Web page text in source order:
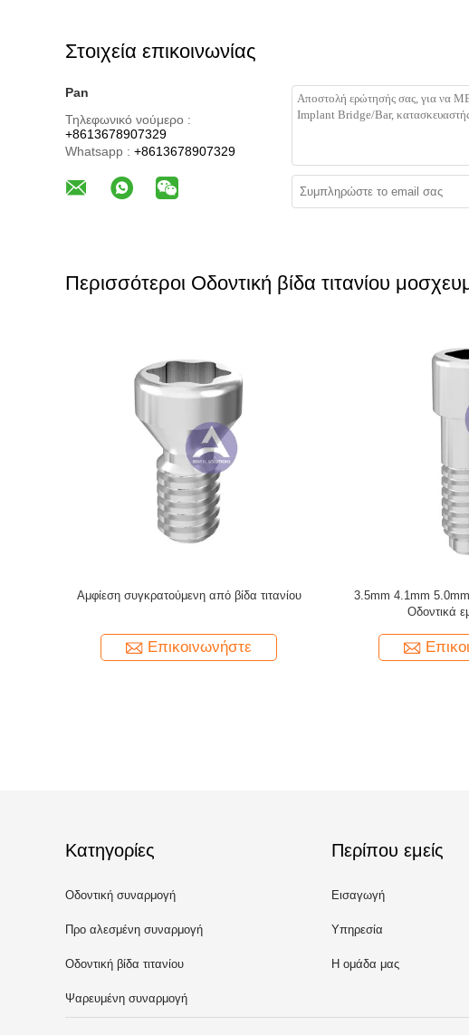
Στοιχεία επικοινωνίας
Pan
Τηλεφωνικό νούμερο :
+8613678907329
Whatsapp : +8613678907329
Περισσότεροι Οδοντική βίδα τιτανίου
Arum Titanium Angled Screw No.1 (DS005)
Επικοινωνήστε
Arum Titanium
Compatible Dentsply
Κατηγορίες
Οδοντική συναρμογή
μοσχευμάτων
Προ αλεσμένη συναρμογή
Οδοντική βίδα τιτανίου
μοσχευμάτων
Ψαρευμένη συναρμογή
Περίπου εμείς
Εισαγωγή
Υπηρεσία
Η ομάδα μας